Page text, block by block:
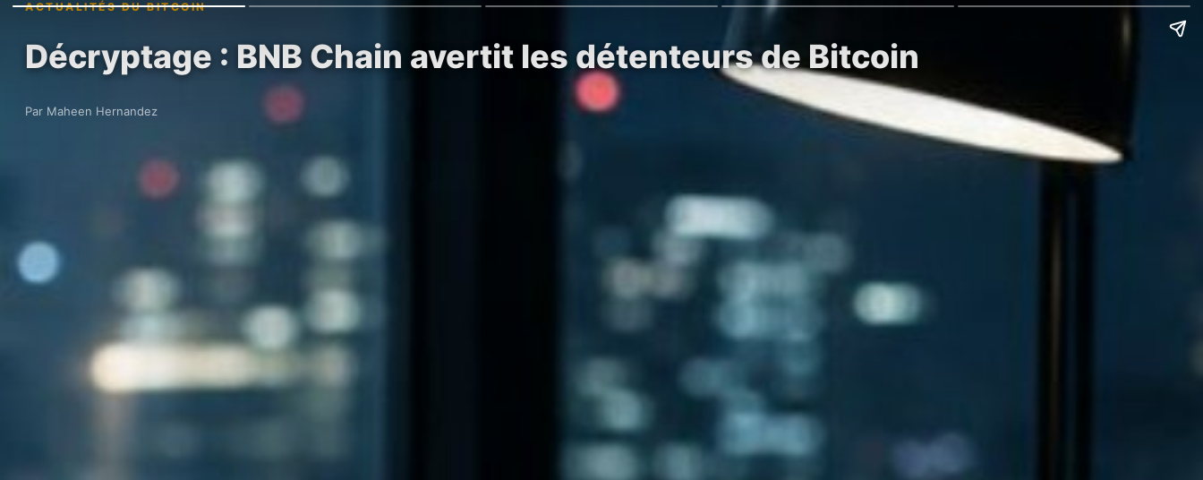
ACTUALITÉS DU BITCOIN
Décryptage : BNB Chain avertit les détenteurs de Bitcoin
Par Maheen Hernandez